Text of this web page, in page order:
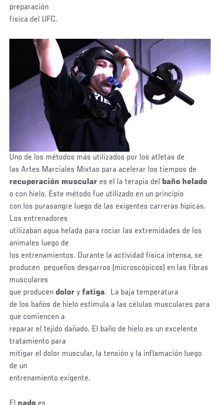
preparación
física del UFC.
Uno de los métodos más utilizados por los atletas de
las Artes Marciales Mixtas para acelerar los tiempos de
recuperación muscular es el la terapia del baño helado
o con hielo. Este método fue utilizado en un principio
con los purasangre luego de las exigentes carreras hípicas.
Los entrenadores
utilizaban agua helada para rociar las extremidades de los
animales luego de
los entrenamientos. Durante la actividad física intensa, se
producen pequeños desgarros (microscópicos) en las fibras
musculares
que producendolor yfatiga. La baja temperatura
de los baños de hielo estimula a las células musculares para
que comiencen a
reparar el tejido dañado. El baño de hielo es un excelente
tratamiento para
mitigar el dolor muscular, la tensión y la inflamación luego
de un
entrenamiento exigente.